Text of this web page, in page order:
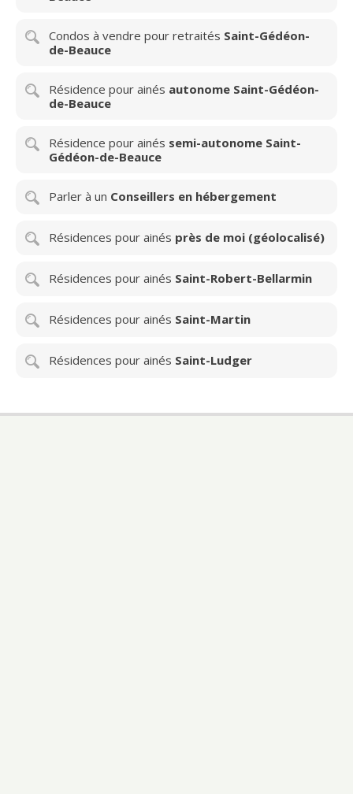
Condos à vendre pour retraités Saint-Gédéon-
de-Beauce
Résidence pour ainés autonome Saint-Gédéon-
de-Beauce
Résidence pour ainés semi-autonome Saint-
Gédéon-de-Beauce
Parler à un Conseillers en hébergement
Résidences pour ainés près de moi (géolocalisé)
Résidences pour ainés Saint-Robert-Bellarmin
Résidences pour ainés Saint-Martin
Résidences pour ainés Saint-Ludger